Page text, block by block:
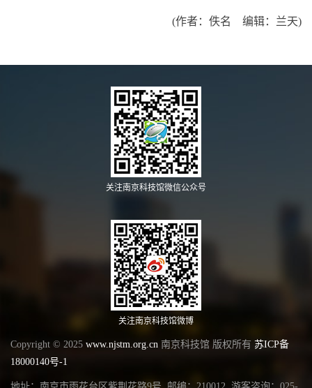
(作者：佚名 编辑：兰天)
关注南京科技馆微信公众号
关注南京科技馆微博
Copyright © 2025 www.njstm.org.cn 南京科技馆 版权所有 苏ICP备
18000140号-1